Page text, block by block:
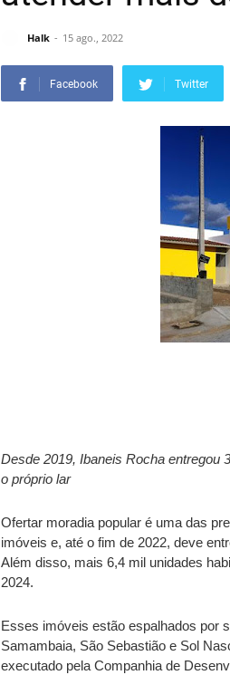
Halk 15 ago., 2022
Facebook Twitter
Desde 2019, Ibaneis Rocha entregou
o próprio lar
Ofertar moradia popular é uma das
imóveis e, até o fim de 2022, deve
Além disso, mais 6,4 mil unidades
2024.
Esses imóveis estão espalhados por
Samambaia, São Sebastião e Sol
executado pela Companhia de